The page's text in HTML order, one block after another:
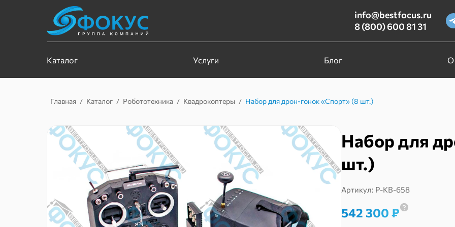
info@bestfocus.ru
8 (800) 600 81 31
Каталог Услуги Блог О
Главная / Каталог / Робототехника / Квадрокоптеры / Набор для дрон-гонок «Спорт» (8 шт.)
Набор для
шт.)
Артикул: Р-КВ-658
542 300 ₽